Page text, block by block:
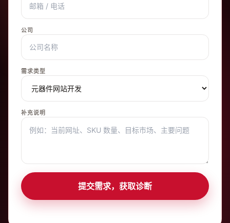
公司
需求类型
补充说明
提交需求，获取诊断